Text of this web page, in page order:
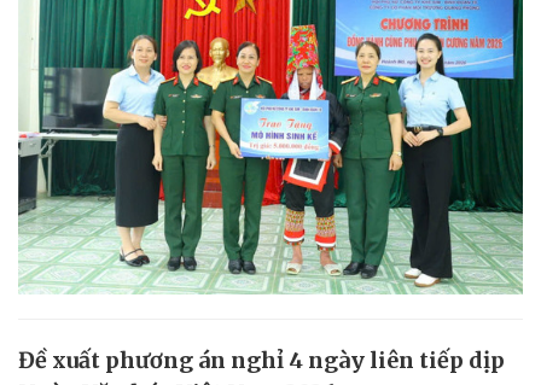
Đề xuất phương án nghỉ 4 ngày liên tiếp dịp